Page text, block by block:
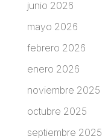
junio 2026
mayo 2026
febrero 2026
enero 2026
noviembre 2025
octubre 2025
septiembre 2025